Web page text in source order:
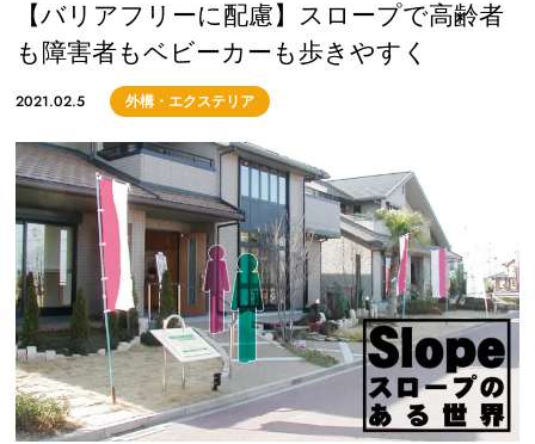
【バリアフリーに配慮】スロープで高齢者
も障害者もベビーカーも歩きやすく
2021.02.5 外構・エクステリア